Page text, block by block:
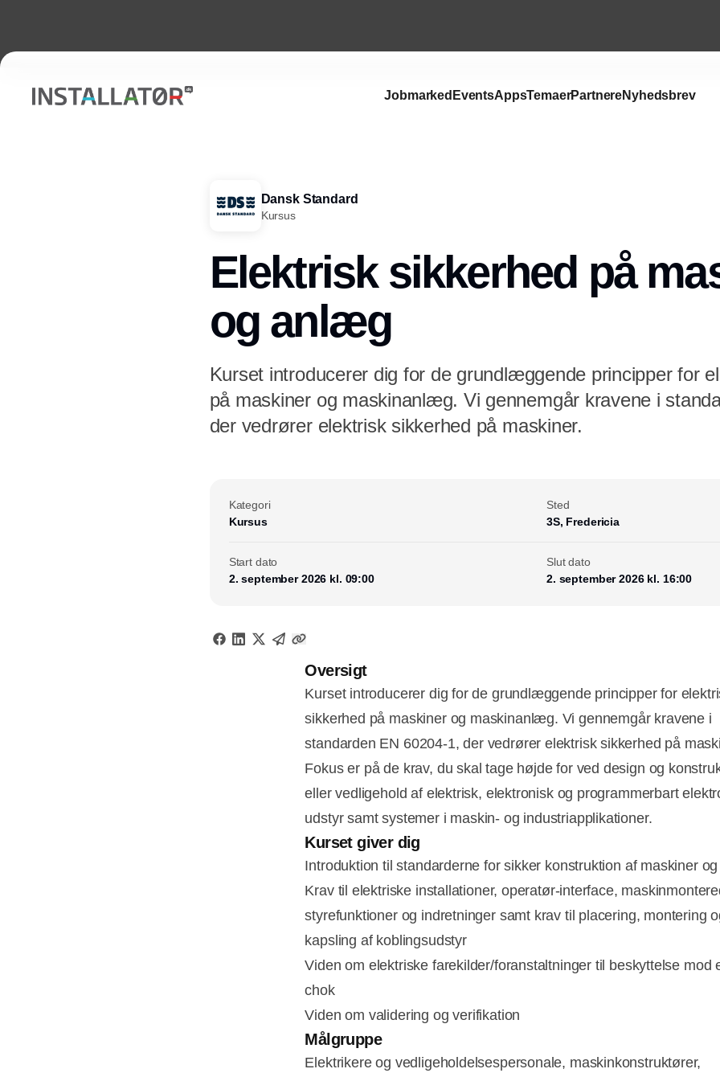
Jobmarked EventsAppsTemaerPartnereNyhedsbrev
Dansk Standard
Kursus
Elektrisk sikkerhed på
og anlæg
Kurset introducerer dig for de grundlæggende principper for
på maskiner og maskinanlæg. Vi gennemgår kravene i
der vedrører elektrisk sikkerhed på maskiner.
Kategori
Kursus
Sted
3S, Fredericia
Start dato
2. september 2026 kl. 09:00
Slut dato
2. september 2026 kl. 16:00
Oversigt
Kurset introducerer dig for de grundlæggende principper for
sikkerhed på maskiner og maskinanlæg. Vi gennemgår kravene i
standarden EN 60204-1, der vedrører elektrisk sikkerhed på
Fokus er på de krav, du skal tage højde for ved design og
eller vedligehold af elektrisk, elektronisk og programmerbart
udstyr samt systemer i maskin- og industriapplikationer.
Kurset giver dig
Introduktion til standarderne for sikker konstruktion af maskiner
Krav til elektriske installationer, operatør-interface,
styrefunktioner og indretninger samt krav til placering, montering
kapsling af koblingsudstyr
Viden om elektriske farekilder/foranstaltninger til beskyttelse mod
chok
Viden om validering og verifikation
Målgruppe
Elektrikere og vedligeholdelsespersonale, maskinkonstruktører,